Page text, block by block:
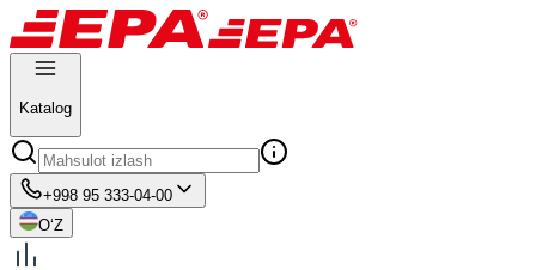
Katalog
+998 95 333-04-00
O‘Z